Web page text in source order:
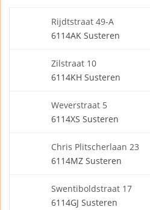
Rijdtstraat 49-A
6114AK Susteren
Zilstraat 10
6114KH Susteren
Weverstraat 5
6114XS Susteren
Chris Plitscherlaan 23
6114MZ Susteren
Swentiboldstraat 17
6114GJ Susteren